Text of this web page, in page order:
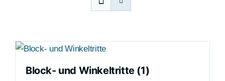
Block- und Winkeltritte (1)